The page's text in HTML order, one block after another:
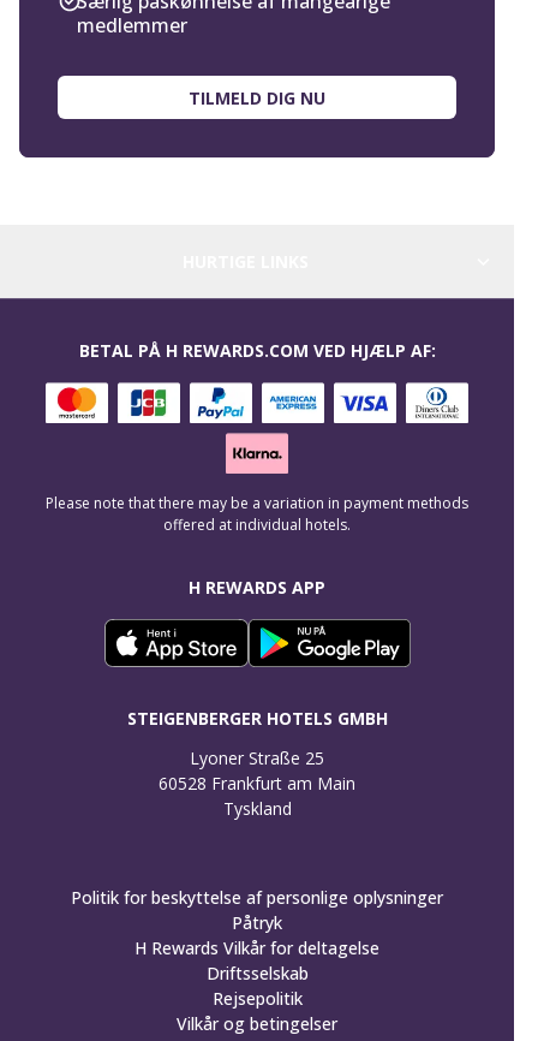
medlemmer
TILMELD DIG NU
H REWARDS APP
STEIGENBERGER HOTELS GMBH
Lyoner Straße 25
60528 Frankfurt am Main
Tyskland
BETAL PÅ H REWARDS.COM VED HJÆLP AF:
Please note that there may be a variation in payment methods
offered at individual hotels.
Politik for beskyttelse af personlige oplysninger
Påtryk
H Rewards Vilkår for deltagelse
Driftsselskab
Rejsepolitik
Vilkår og betingelser